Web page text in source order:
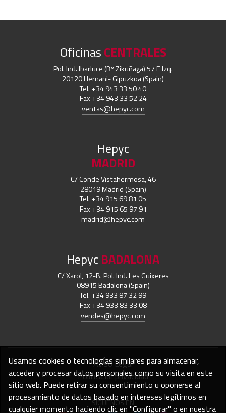
OficinasCENTRALES
Pol. Ind. Ibarluce (Bº Zikuñaga) 57 E Izq.
20120 Hernani- Gipuzkoa (Spain)
Tel. +34 943 33 50 40
Fax +34 943 33 52 24
ventas@hepyc.com
Hepyc
MADRID
C/ Conde Vistahermosa, 46
28019 Madrid (Spain)
Tel. +34 915 69 81 05
Fax +34 915 65 97 91
madrid@hepyc.com
Hepyc BADALONA
C/ Xarol, 12-B. Pol. Ind. Les Guixeres
08915 Badalona (Spain)
Tel. +34 933 87 32 99
Fax +34 933 83 33 08
vendes@hepyc.com
Aviso Legal
Política de privacidad
SÍGUENOS EN
Usamos cookies o tecnologías similares para almacenar,
acceder y procesar datos personales como su visita en este
sitio web. Puede retirar su consentimiento u oponerse al
procesamiento de datos basado en intereses legítimos en
cualquier momento haciendo clic en "Configurar" o en nuestra